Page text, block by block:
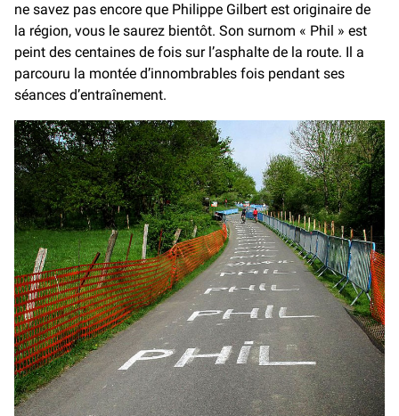
ne savez pas encore que Philippe Gilbert est originaire de
la région, vous le saurez bientôt. Son surnom « Phil » est
peint des centaines de fois sur l’asphalte de la route. Il a
parcouru la montée d’innombrables fois pendant ses
séances d’entraînement.